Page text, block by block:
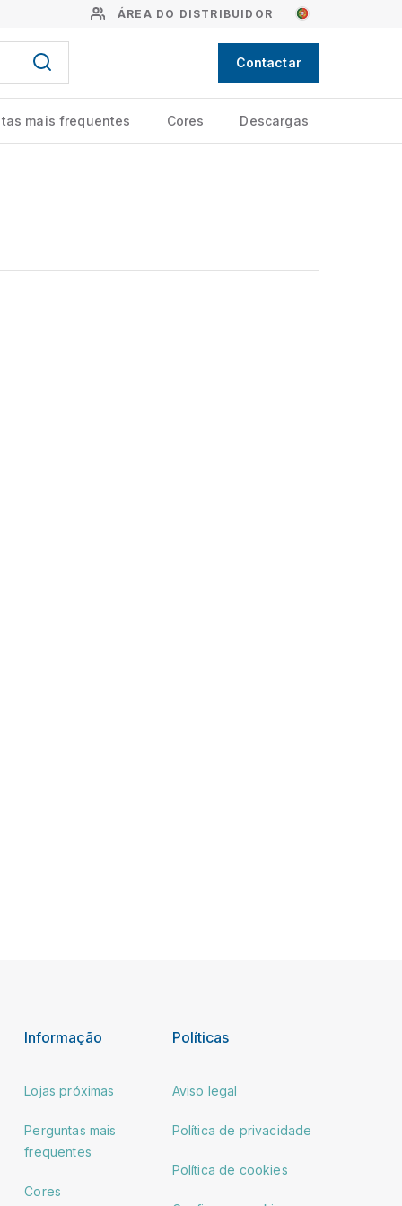
ÁREA DO DISTRIBUIDOR
Contactar
mais frequentes Cores Descargas
Informação
Lojas próximas
Perguntas mais
frequentes
Cores
Políticas
Aviso legal
Política de privacidade
Política de cookies